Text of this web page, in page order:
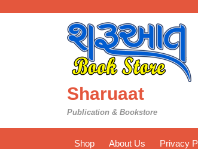
Sharuaat
Publication & Bookstore
Shop About Us Privacy